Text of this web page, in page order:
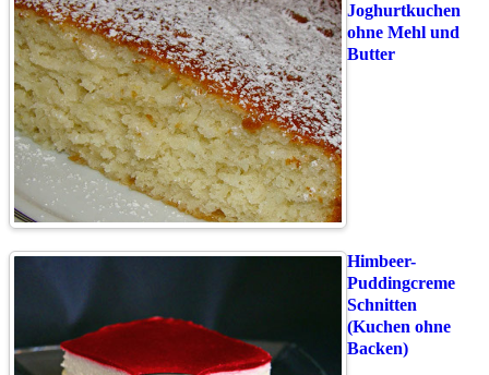
Joghurtkuchen
ohne Mehl und
Butter
Himbeer-
Puddingcreme
Schnitten
(Kuchen ohne
Backen)